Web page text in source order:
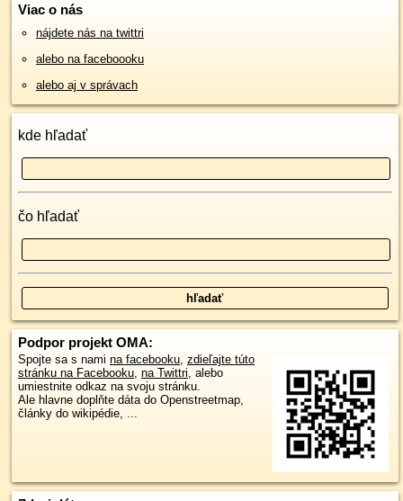
Viac o nás
nájdete nás na twittri
alebo na faceboooku
alebo aj v správach
kde hľadať
čo hľadať
Podpor projekt OMA:
Spojte sa s nami na facebooku, zdieľajte túto
stránku na Facebooku, na Twittri, alebo
umiestnite odkaz na svoju stránku.
Ale hlavne doplňte dáta do Openstreetmap,
články do wikipédie, ...